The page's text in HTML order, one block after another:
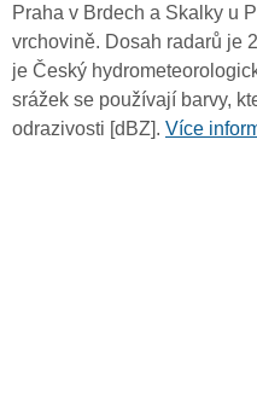
Praha v Brdech a Skalky u
vrchovině. Dosah radarů je
je Český
srážek se používají barvy,
odrazivosti [dBZ]. Více